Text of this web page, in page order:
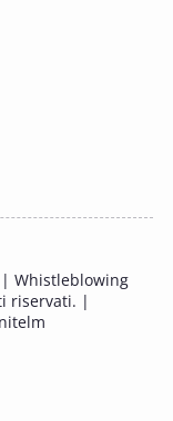
teologia
| Whistleblowing
riservati. |